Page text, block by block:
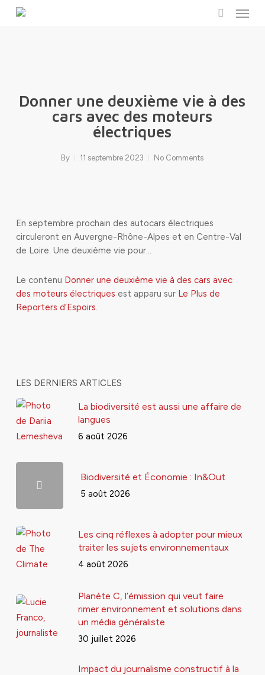
Menu
Donner une deuxième vie à des
cars avec des moteurs
électriques
By 11 septembre 2023 No Comments
En septembre prochain des autocars électriques
circuleront en Auvergne-Rhône-Alpes et en Centre-Val
de Loire. Une deuxième vie pour…
Le contenu Donner une deuxième vie à des cars avec
des moteurs électriques est apparu sur Le Plus de
Reporters d’Espoirs.
LES DERNIERS ARTICLES
La biodiversité est aussi une affaire de
langues
6 août 2026
Biodiversité et Économie : In&Out
5 août 2026
Les cinq réflexes à adopter pour mieux
traiter les sujets environnementaux
4 août 2026
Planète C, l’émission qui veut faire
rimer environnement et solutions dans
un média généraliste
30 juillet 2026
Impact du journalisme constructif à la